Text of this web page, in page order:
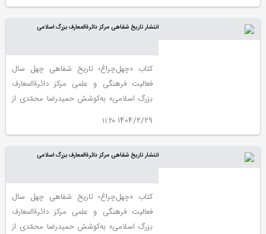
انتشار تاریخ شفاهی مرکز دائرة‌المعارف بزرگ اسلامی
کتاب «چهل‌چراغ؛ تاریخ شفاهی چهل‌ سال
فعالیت فرهنگی و علمی مرکز دائرة‌المعارف
بزرگ اسلامی» به‌کوشش حمیدرضا محمّدی از
1404/2/29 ۱۱:۲۰
انتشار تاریخ شفاهی مرکز دائرة‌المعارف بزرگ اسلامی
کتاب «چهل‌چراغ؛ تاریخ شفاهی چهل‌ سال
فعالیت فرهنگی و علمی مرکز دائرة‌المعارف
بزرگ اسلامی» به‌کوشش حمیدرضا محمّدی از